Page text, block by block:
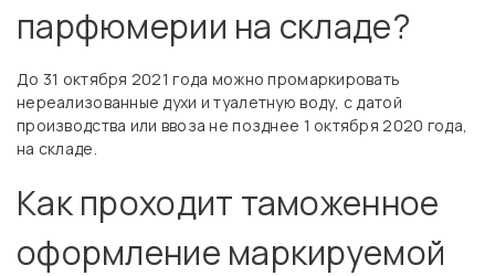
парфюмерии на складе?
До 31 октября 2021 года можно промаркировать
нереализованные духи и туалетную воду, с датой
производства или ввоза не позднее 1 октября 2020 года,
на складе.
Как проходит таможенное
оформление маркируемой